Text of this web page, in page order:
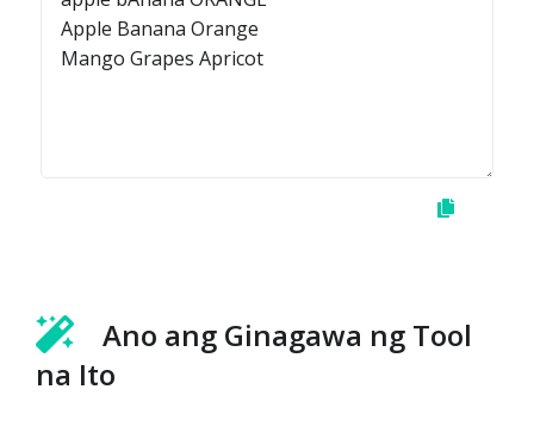
Ano ang Ginagawa ng Tool
na Ito